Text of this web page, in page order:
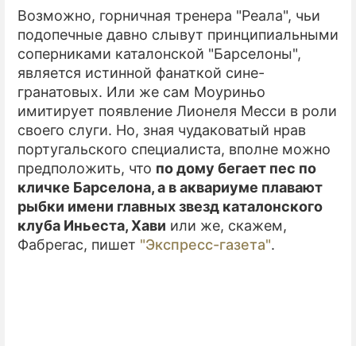
Возможно, горничная тренера "Реала", чьи
подопечные давно слывут принципиальными
соперниками каталонской "Барселоны",
является истинной фанаткой сине-
гранатовых. Или же сам Моуриньо
имитирует появление Лионеля Месси в роли
своего слуги. Но, зная чудаковатый нрав
португальского специалиста, вполне можно
предположить, что по дому бегает пес по
кличке Барселона, а в аквариуме плавают
рыбки имени главных звезд каталонского
клуба Иньеста, Хави или же, скажем,
Фабрегас, пишет "Экспресс-газета".